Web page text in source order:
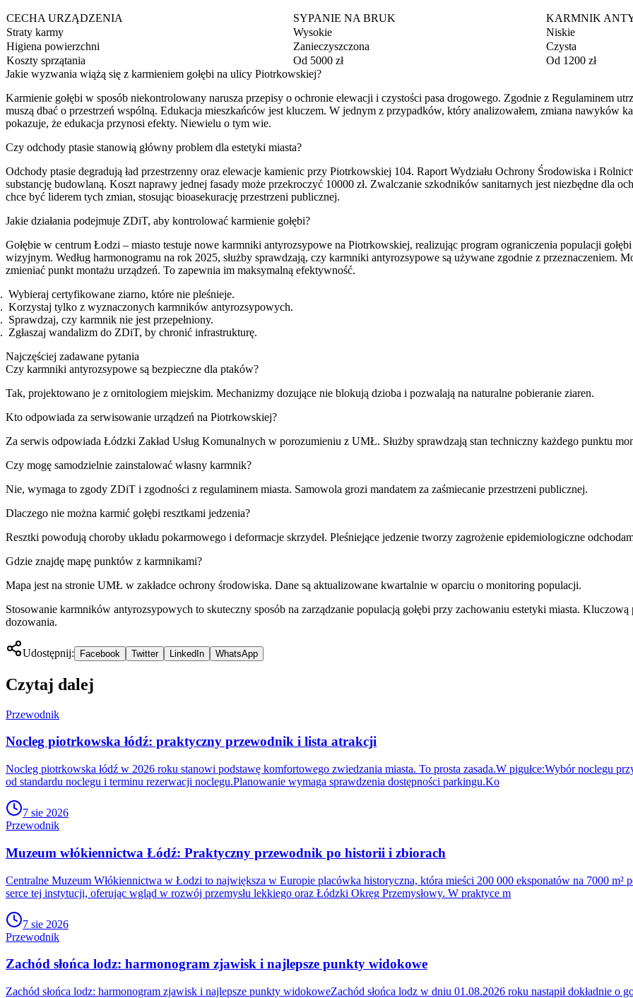
CECHA URZĄDZENIA SYPANIE NA BRUK
KARMNIK
Straty karmy
Wysokie
Niskie
Higiena powierzchni
Zanieczyszczona
Czysta
Koszty sprzątania
Od 5000 zł
Od 1200 zł
Jakie wyzwania wiążą się z karmieniem gołębi na ulicy Piotrkowskiej?
Karmienie gołębi w sposób niekontrolowany narusza przepisy o ochronie elewacji i czystości pasa drogowego. Zgodnie z Regulaminem
muszą dbać o przestrzeń wspólną. Edukacja mieszkańców jest kluczem. W jednym z przypadków, który analizowałem, zmiana nawyków
pokazuje, że edukacja przynosi efekty. Niewielu o tym wie.
Czy odchody ptasie stanowią główny problem dla estetyki miasta?
Odchody ptasie degradują ład przestrzenny oraz elewacje kamienic przy Piotrkowskiej 104. Raport Wydziału Ochrony Środowiska i
substancję budowlaną. Koszt naprawy jednej fasady może przekroczyć 10000 zł. Zwalczanie szkodników sanitarnych jest niezbędne dla
chce być liderem tych zmian, stosując bioasekurację przestrzeni publicznej.
Jakie działania podejmuje ZDiT, aby kontrolować karmienie gołębi?
Gołębie w centrum Łodzi – miasto testuje nowe karmniki antyrozsypowe na Piotrkowskiej, realizując program ograniczenia populacji
wizyjnym. Według harmonogramu na rok 2025, służby sprawdzają, czy karmniki antyrozsypowe są używane zgodnie z przeznaczeniem.
zmieniać punkt montażu urządzeń. To zapewnia im maksymalną efektywność.
Wybieraj certyfikowane ziarno, które nie pleśnieje.
Korzystaj tylko z wyznaczonych karmników antyrozsypowych.
Sprawdzaj, czy karmnik nie jest przepełniony.
Zgłaszaj wandalizm do ZDiT, by chronić infrastrukturę.
Najczęściej zadawane pytania
Czy karmniki antyrozsypowe są bezpieczne dla ptaków?
Tak, projektowano je z ornitologiem miejskim. Mechanizmy dozujące nie blokują dzioba i pozwalają na naturalne pobieranie ziaren.
Kto odpowiada za serwisowanie urządzeń na Piotrkowskiej?
Za serwis odpowiada Łódzki Zakład Usług Komunalnych w porozumieniu z UMŁ. Służby sprawdzają stan techniczny każdego punktu
Czy mogę samodzielnie zainstalować własny karmnik?
Nie, wymaga to zgody ZDiT i zgodności z regulaminem miasta. Samowola grozi mandatem za zaśmiecanie przestrzeni publicznej.
Dlaczego nie można karmić gołębi resztkami jedzenia?
Resztki powodują choroby układu pokarmowego i deformacje skrzydeł. Pleśniejące jedzenie tworzy zagrożenie epidemiologiczne
Gdzie znajdę mapę punktów z karmnikami?
Mapa jest na stronie UMŁ w zakładce ochrony środowiska. Dane są aktualizowane kwartalnie w oparciu o monitoring populacji.
Stosowanie karmników antyrozsypowych to skuteczny sposób na zarządzanie populacją gołębi przy zachowaniu estetyki miasta.
dozowania.
Udostępnij: Facebook Twitter LinkedIn WhatsApp
Czytaj dalej
Przewodnik
Nocleg piotrkowska łódź: praktyczny przewodnik i lista atrakcji
Nocleg piotrkowska łódź w 2026 roku stanowi podstawę komfortowego zwiedzania miasta. To prosta zasada.W pigułce:Wybór noclegu
od standardu noclegu i terminu rezerwacji noclegu.Planowanie wymaga sprawdzenia dostępności parkingu.Ko
7 sie 2026
Przewodnik
Muzeum włókiennictwa Łódź: Praktyczny przewodnik po historii i zbiorach
Centralne Muzeum Włókiennictwa w Łodzi to największa w Europie placówka historyczna, która mieści 200 000 eksponatów na 7000
serce tej instytucji, oferując wgląd w rozwój przemysłu lekkiego oraz Łódzki Okręg Przemysłowy. W praktyce m
7 sie 2026
Przewodnik
Zachód słońca lodz: harmonogram zjawisk i najlepsze punkty widokowe
Zachód słońca lodz: harmonogram zjawisk i najlepsze punkty widokoweZachód słońca lodz w dniu 01.08.2026 roku nastąpił dokładnie o